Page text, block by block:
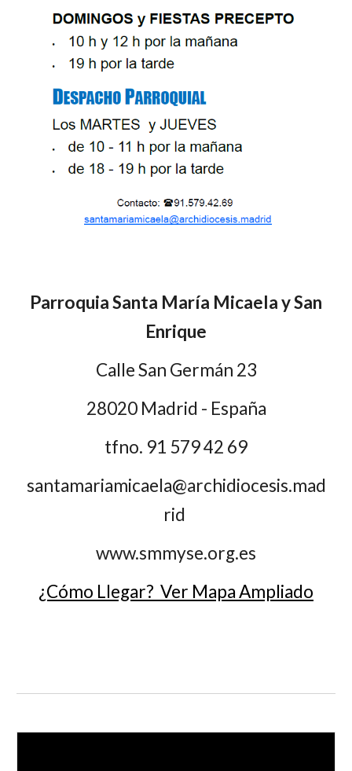
Parroquia Santa María Micaela y San
Enrique
Calle San Germán 23
28020 Madrid - España
tfno. 91 579 42 69
santamariamicaela@archidiocesis.mad
rid
www.smmyse.org.es
¿Cómo Llegar? Ver Mapa Ampliado